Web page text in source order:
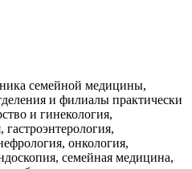
семейной медицины,
и филиалы практически
и гинекология,
онкология,
семейная медицина,